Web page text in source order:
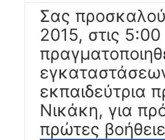
Σας
2015, στις
εκπαιδεύτρια
Νικάκη, για
πρώτες